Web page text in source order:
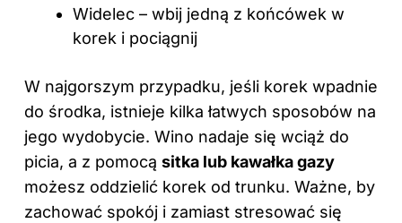
Widelec – wbij jedną z końcówek w
korek i pociągnij
W najgorszym przypadku, jeśli korek wpadnie
do środka, istnieje kilka łatwych sposobów na
jego wydobycie. Wino nadaje się wciąż do
picia, a z pomocą sitka lub kawałka gazy
możesz oddzielić korek od trunku. Ważne, by
zachować spokój i zamiast stresować się